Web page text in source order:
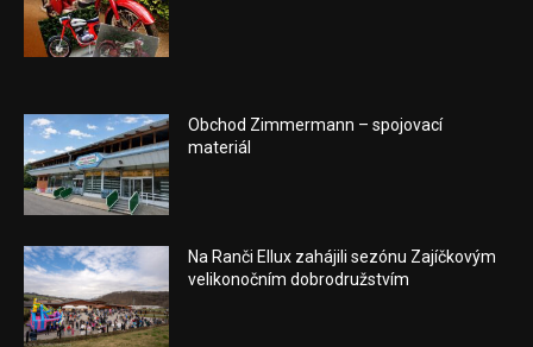
Obchod Zimmermann – spojovací
materiál
Na Ranči Ellux zahájili sezónu Zajíčkovým
velikonočním dobrodružstvím